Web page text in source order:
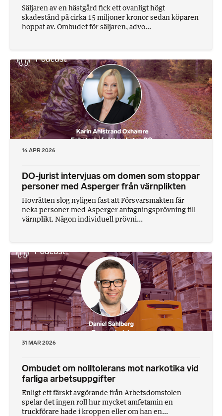
Säljaren av en hästgård fick ett ovanligt högt
skadestånd på cirka 15 miljoner kronor sedan köparen
hoppat av. Ombudet för säljaren, advo...
14 APR 2026
DO-jurist intervjuas om domen som stoppar
personer med Asperger från värnplikten
Hovrätten slog nyligen fast att Försvarsmakten får
neka personer med Asperger antagningsprövning till
värnplikt. Någon individuell prövni...
31 MAR 2026
Ombudet om nolltolerans mot narkotika vid
farliga arbetsuppgifter
Enligt ett färskt avgörande från Arbetsdomstolen
spelar det ingen roll hur mycket amfetamin en
truckförare hade i kroppen eller om han en...